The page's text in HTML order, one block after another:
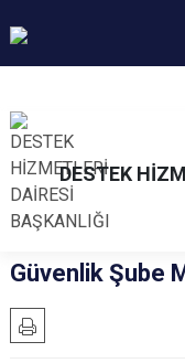
DESTEK
Güvenlik Şube